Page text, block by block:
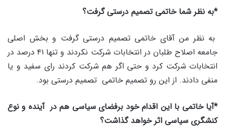
*به نظر شما خاتمی تصمیم درستی گرفت؟
به نظر من آقای خاتمی تصمیم درستی گرفت و بخش اصلی
جامعه اصلاح طلبان در انتخابات شرکت نکردند و تنها ۴۱ درصد در
انتخابات شرکت کرد و حتی اگر هم شرکت کردند رای سفید و یا
منفی دادند. از این رو تصمیم خاتمی تصمیم درستی بود.
*آیا خاتمی با این اقدام خود برفضای سیاسی هم در آینده و نوع
کنشگری سیاسی اثر خواهد گذاشت؟